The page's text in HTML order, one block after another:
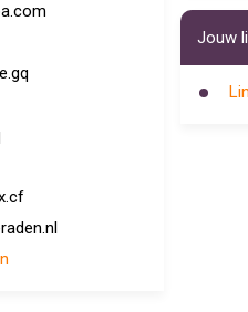
Jouw